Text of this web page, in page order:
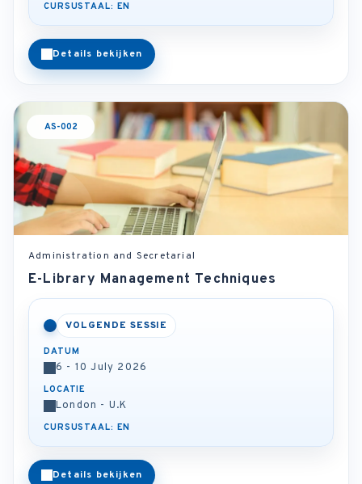
CURSUSTAAL: EN
Details bekijken
AS-002
Administration and Secretarial
E-Library Management Techniques
VOLGENDE SESSIE
DATUM
6 - 10 July 2026
LOCATIE
London - U.K
CURSUSTAAL: EN
Details bekijken